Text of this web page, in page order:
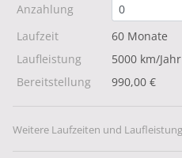
Anzahlung
Laufzeit
60 Monate
Laufleistung
5000 km/Jahr
Bereitstellung
990,00 €
Weitere Laufzeiten und